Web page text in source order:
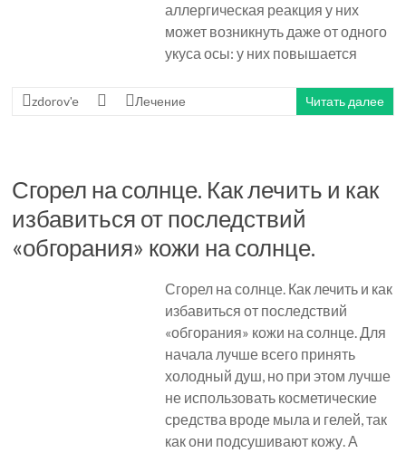
аллергическая реакция у них
может возникнуть даже от одного
укуса осы: у них повышается
zdorov'e Лечение Читать далее
Сгорел на солнце. Как лечить и как
избавиться от последствий
«обгорания» кожи на солнце.
Сгорел на солнце. Как лечить и как
избавиться от последствий
«обгорания» кожи на солнце. Для
начала лучше всего принять
холодный душ, но при этом лучше
не использовать косметические
средства вроде мыла и гелей, так
как они подсушивают кожу. А